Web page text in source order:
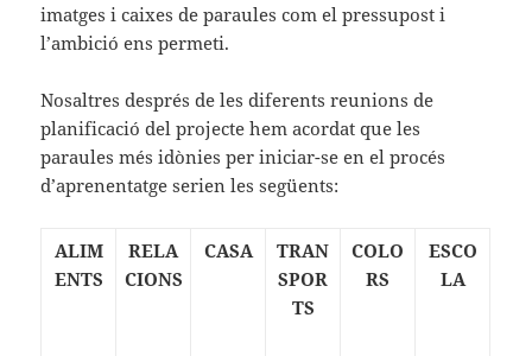
imatges i caixes de paraules com el pressupost i
l’ambició ens permeti.
Nosaltres després de les diferents reunions de
planificació del projecte hem acordat que les
paraules més idònies per iniciar-se en el procés
d’aprenentatge serien les següents:
ALIM
ENTS
RELA
CIONS
CASA
TRAN
SPOR
TS
COLO
RS
ESCO
LA